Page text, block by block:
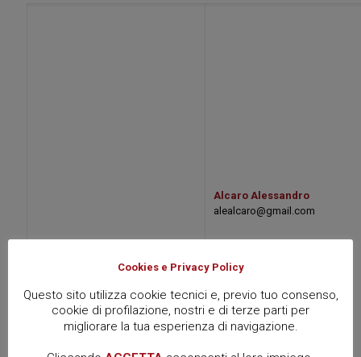
Alcaro Alessandro
alealcaro@gmail.com
Cookies e Privacy Policy
Questo sito utilizza cookie tecnici e, previo tuo consenso,
cookie di profilazione, nostri e di terze parti per
migliorare la tua esperienza di navigazione.